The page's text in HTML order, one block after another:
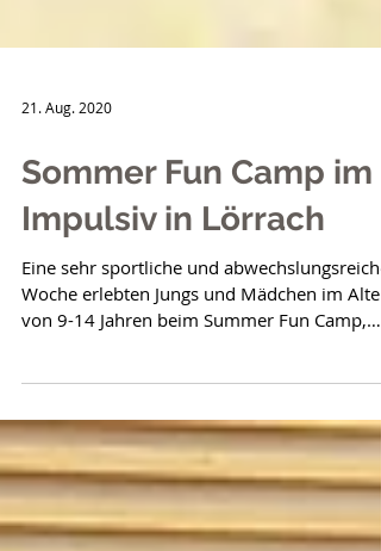
Sommer Fun Camp im
Impulsiv in Lörrach
Eine sehr sportliche und abwechslungsreiche
Woche erlebten Jungs und Mädchen im Alter
welches von...